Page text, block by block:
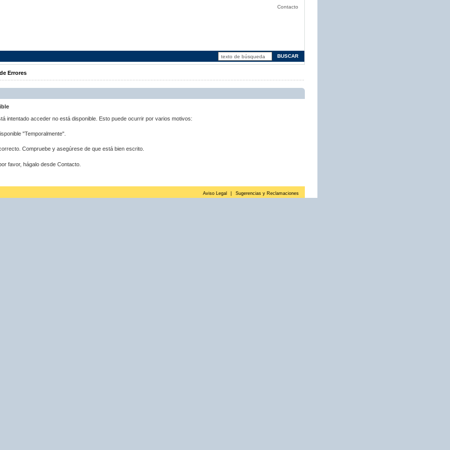
Contacto
Errores
intentado acceder no está disponible. Esto puede ocurrir por varios motivos:
"Temporalmente".
Compruebe y asegúrese de que está bien escrito.
favor, hágalo desde Contacto.
Aviso Legal Sugerencias y Reclamaciones